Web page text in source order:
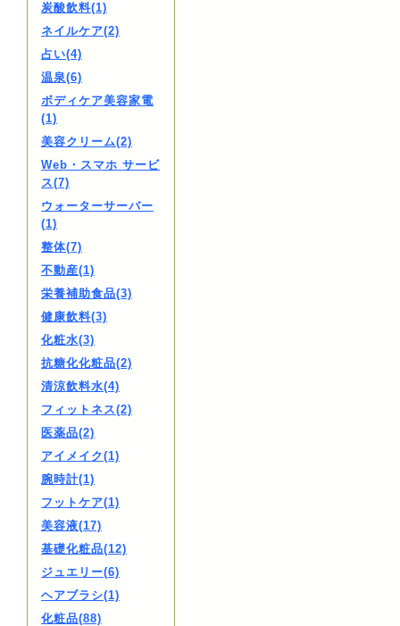
炭酸飲料(1)
ネイルケア(2)
占い(4)
温泉(6)
ボディケア美容家電
(1)
美容クリーム(2)
Web・スマホ サービ
ス(7)
ウォーターサーバー
(1)
整体(7)
不動産(1)
栄養補助食品(3)
健康飲料(3)
化粧水(3)
抗糖化化粧品(2)
清涼飲料水(4)
フィットネス(2)
医薬品(2)
アイメイク(1)
腕時計(1)
フットケア(1)
美容液(17)
基礎化粧品(12)
ジュエリー(6)
ヘアブラシ(1)
化粧品(88)